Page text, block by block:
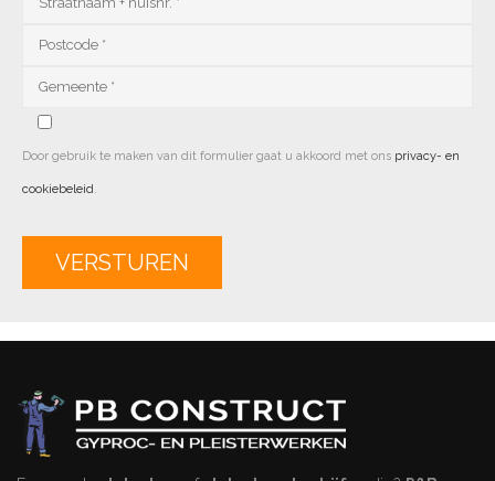
Door gebruik te maken van dit formulier gaat u akkoord met ons privacy- en
cookiebeleid.